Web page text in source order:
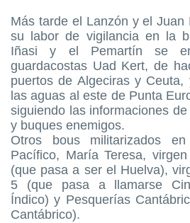
Más tarde el Lanzón y el
su labor de vigilancia en la
Iñasi y el Pemartín se
guardacostas Uad Kert, de
puertos de Algeciras y
las aguas al este de Punta
siguiendo las informaciones
y buques enemigos.
Otros bous militarizados
Pacífico, María Teresa,
(que pasa a ser el Huelva),
5 (que pasa a llamarse
Índico) y Pesquerías
Cantábrico).